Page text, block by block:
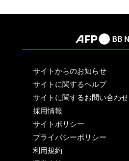
サイトからのお知らせ
サイトに関するヘルプ
サイトに関するお問い合わせ
採用情報
サイトポリシー
プライバシーポリシー
利用規約